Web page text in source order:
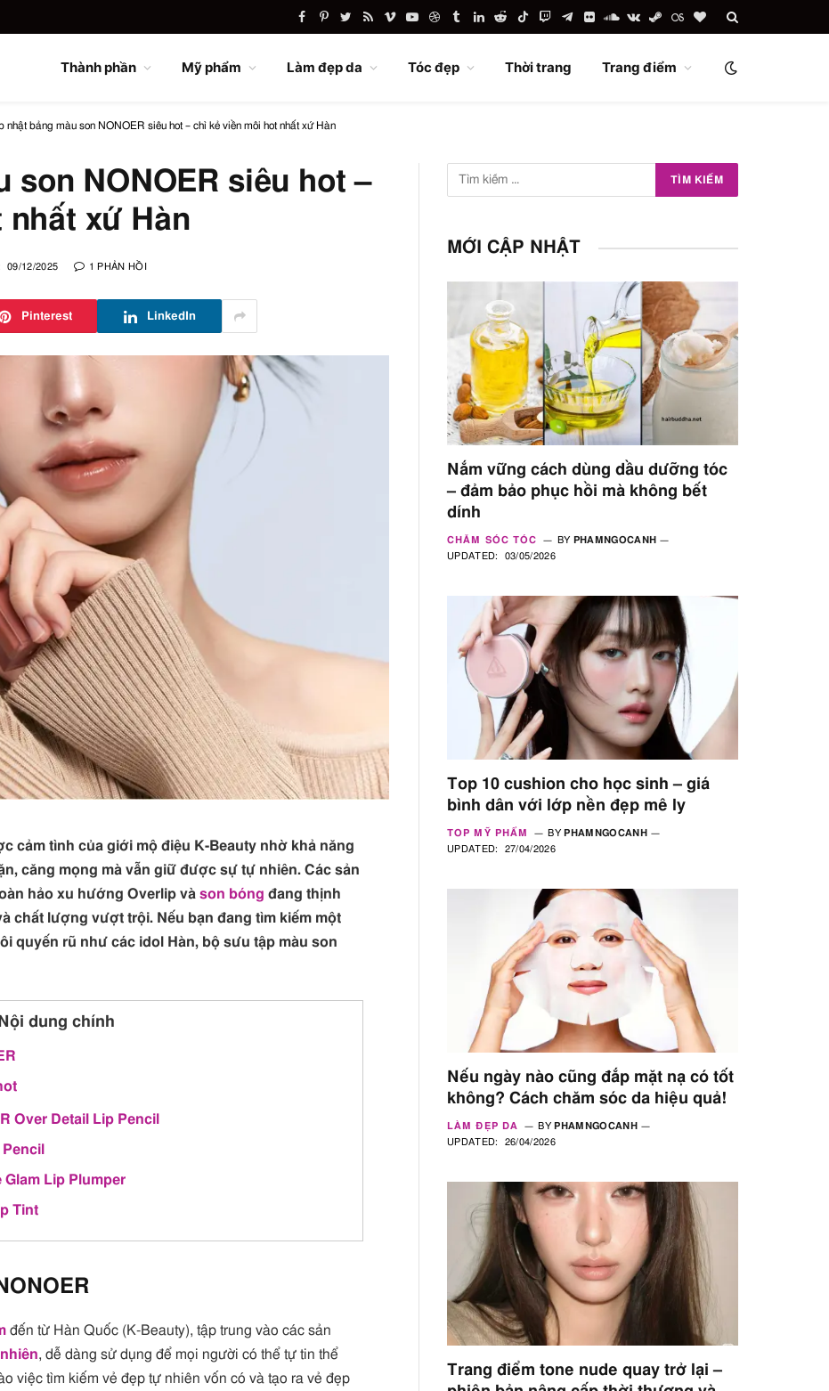
FacebookPinterest
TwitterRSSVimeoYouTube
Dribbble
TumblrLinkedIn
RedditTikTokTwitchTelegram
FlickrSoundCloud
VKontakte
SteamLast.fmBlogLovin
Thành phần Mỹ phẩm Làm đẹp da Tóc đẹp Thời trang Trang điểm
nhật bảng màu son NONOER siêu hot – chì kẻ viền môi hot nhất xứ Hàn
son NONOER siêu hot –
xứ Hàn
09/12/2025 1 PHẢN HỒI
Pinterest LinkedIn
cảm tình của giới mộ điệu K-Beauty nhờ khả năng
căng mọng mà vẫn giữ được sự tự nhiên. Các sản
hảo xu hướng Overlip vàson bóng đang thịnh
chất lượng vượt trội. Nếu bạn đang tìm kiếm một
quyến rũ như các idol Hàn, bộ sưu tập màu son
Nội dung chính
Over Detail Lip Pencil
Glam Lip Plumper
Tint
đến từ Hàn Quốc (K-Beauty), tập trung vào các sản
, dễ dàng sử dụng để mọi người có thể tự tin thể
việc tìm kiếm vẻ đẹp tự nhiên vốn có và tạo ra vẻ đẹp
MỚI CẬP NHẬT
Nắm vững cách dùng dầu dưỡng tóc
– đảm bảo phục hồi mà không bết
dính
CHĂM SÓC TÓC BY PHAMNGOCANH
UPDATED:
03/05/2026
Top 10 cushion cho học sinh – giá
bình dân với lớp nền đẹp mê ly
TOP MỸ PHẨM BY PHAMNGOCANH
UPDATED:
27/04/2026
Nếu ngày nào cũng đắp mặt nạ có tốt
không? Cách chăm sóc da hiệu quả!
LÀM ĐẸP DA BY PHAMNGOCANH
UPDATED:
26/04/2026
Trang điểm tone nude quay trở lại –